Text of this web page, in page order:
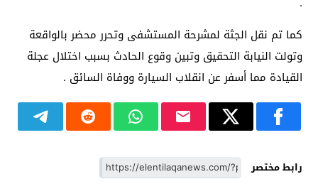
كما تم نقل الجثة لمشرحة المستشفى وتحرر محضر بالواقعة
وتولت النيابة التحقيق وتبين وقوع الحادث بسبب اختلال عجلة
القيادة مما أسفر عن انقلاب السيارة ووفاة السائق .
رابط مختصر